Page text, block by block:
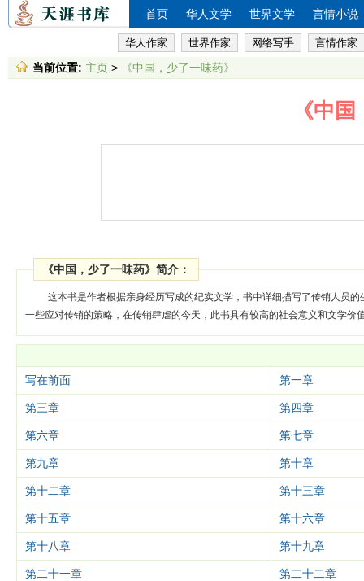
首页 华人文学 世界文学 言情小说
华人作家 世界作家 网络写手 言情作家
当前位置: 主页 > 《中国，少了一味药》
《中
《中国，少了一味药》简介：
这本书是作者根据亲身经历写成的纪实文学，书中详细描写了传销人员
一些应对传销的策略，在传销肆虐的今天，此书具有较高的社会意义和文学
写在前面 第一章
第三章 第四章
第六章 第七章
第九章 第十章
第十二章 第十三章
第十五章 第十六章
第十八章 第十九章
第二十一章 第二十二章